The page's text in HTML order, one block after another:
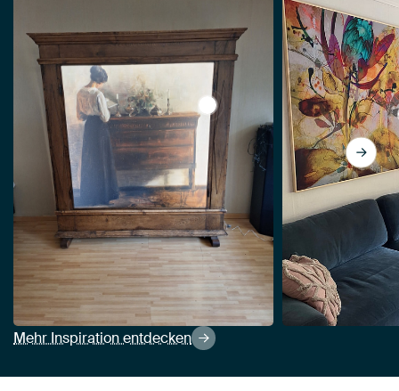
Mehr Inspiration entdecken
View Interieur mit der Frau